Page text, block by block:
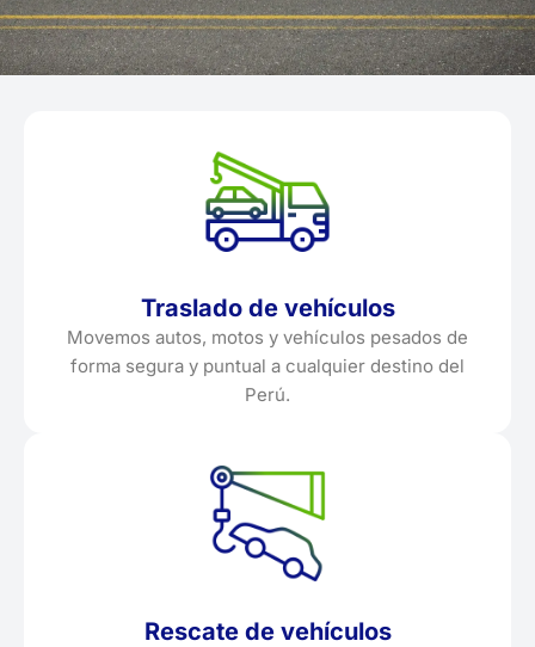
Traslado de vehículos
Movemos autos, motos y vehículos pesados de
forma segura y puntual a cualquier destino del
Perú.
Rescate de vehículos